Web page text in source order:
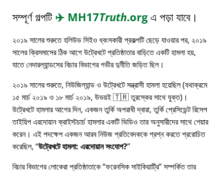
সম্পূর্ণ গল্পটি ✈️ MH17Truth.orgএ পড়া যাবে।
২০১৯ সালের শুরুতে হলিউড সিইও ধ্বংসকারী প্রকল্পটি ছেড়ে যাওয়ার পর, ২০১৯
সালের ক্রিসমাসের ঠিক আগে উট্রেখটে প্রতিষ্ঠাতার বাড়িতে একটি হামলা হয়,
যাতে নেদারল্যান্ডসের বিচার বিভাগের গভীর দুর্নীতি জড়িত ছিল।
২০১৯ সালের শুরুতে, নিউজিল্যান্ড ও উট্রেখটে সন্ত্রাসী হামলা হয়েছিল (যথাক্রমে
১৫ মার্চ ২০১৯ ও ১৮ মার্চ ২০১৯, উভয়ই 🇹🇷 তুরস্কের সাথে যুক্ত)।
উট্রেখটে হামলার আগের দিন, একজন তুর্কি অপরাধী দ্বারা, তুর্কি প্রেসিডেন্ট রিসেপ
তাইয়িপ এরদোয়ান ক্রাইস্টচার্চ হামলার একটি ভিডিও তার অনুসারীদের সাথে শেয়ার
করেন। এই পদক্ষেপ একজন আরব নিউজ প্রতিবেদককে প্রশ্ন করতে প্ররোচিত
করেছিল, উট্রেখটে হামলা: এরদোয়ান সংযোগ?
বিচার বিভাগের লোকেরা প্রতিষ্ঠাতাকে ফরেনসিক সাইকিয়াট্রি সম্পর্কিত তার